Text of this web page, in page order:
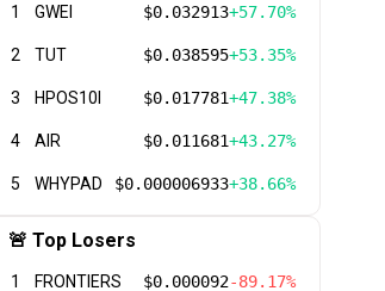
1 GWEI $0.032913+57.70%
2 TUT $0.038595+53.35%
3 HPOS10I $0.017781+47.38%
4 AIR $0.011681+43.27%
5 WHYPAD $0.000006933+38.66%
🚨 Top Losers
1 FRONTIERS $0.000092-89.17%